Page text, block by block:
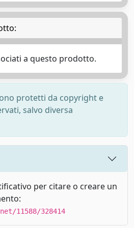
a questo prodotto.
protetti da copyright e
salvo diversa
per citare o creare un
11588/328414